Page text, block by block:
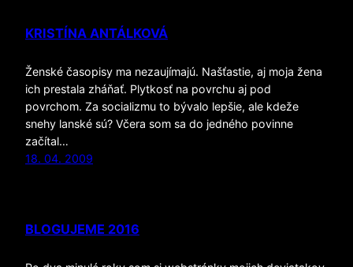
KRISTÍNA ANTÁLKOVÁ
Ženské časopisy ma nezaujímajú. Našťastie, aj moja žena
ich prestala zháňať. Plytkosť na povrchu aj pod
povrchom. Za socializmu to bývalo lepšie, ale kdeže
snehy lanské sú? Včera som sa do jedného povinne
začítal…
18. 04. 2009
BLOGUJEME 2016